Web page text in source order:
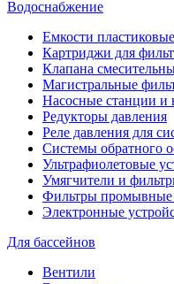
Водоснабжение
Емкости пластиковые
Картриджи для
Клапана
Магистральные
Насосные станции и
Редукторы давления
Реле давления для
Системы обратного
Ультрафиолетовые
Умягчители и
Фильтры промывные
Электронные
Для бассейнов
Вентили